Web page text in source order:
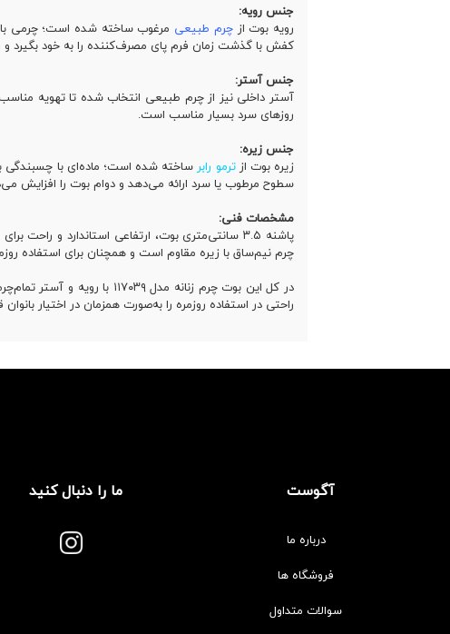
جنس رویه:
رویه بوت ازچرم طبیعی مرغوب ساخته شده است؛ چرمی با
کفش با گذشت زمان فرم پای مصرف‌کننده را به خود بگیرد و
جنس آستر:
آستر داخلی نیز از چرم طبیعی انتخاب شده تا تهویه
روزهای سرد بسیار مناسب است.
جنس زیره:
زیره بوت ازترمو رابر ساخته شده است؛ ماده‌ای با چسبندگی
سطوح مرطوب یا سرد ارائه می‌دهد و دوام بوت را افزایش
مشخصات فنی:
چرم نیم‌ساق با زیره مقاوم است و همچنان برای استفاده
در کل این بوت چرم زنانه
راحتی در استفاده روزمره را به‌صورت همزمان در اختیار
آگوست
درباره ما
فروشگاه ها
سوالات متداول
ما را دنبال کنید